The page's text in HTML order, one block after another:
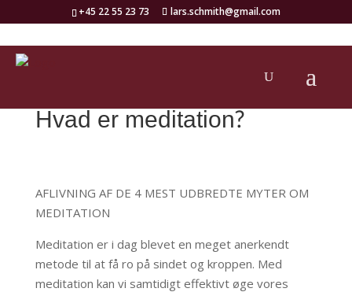
+45 22 55 23 73 lars.schmith@gmail.com
Hvad er meditation?
AFLIVNING AF DE 4 MEST UDBREDTE MYTER OM
MEDITATION
Meditation er i dag blevet en meget anerkendt
metode til at få ro på sindet og kroppen. Med
meditation kan vi samtidigt effektivt øge vores